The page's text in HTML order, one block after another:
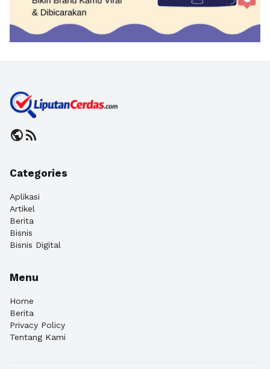
publicrss_feed
Categories
Aplikasi
Artikel
Berita
Bisnis
Bisnis Digital
Menu
Home
Berita
Privacy Policy
Tentang Kami